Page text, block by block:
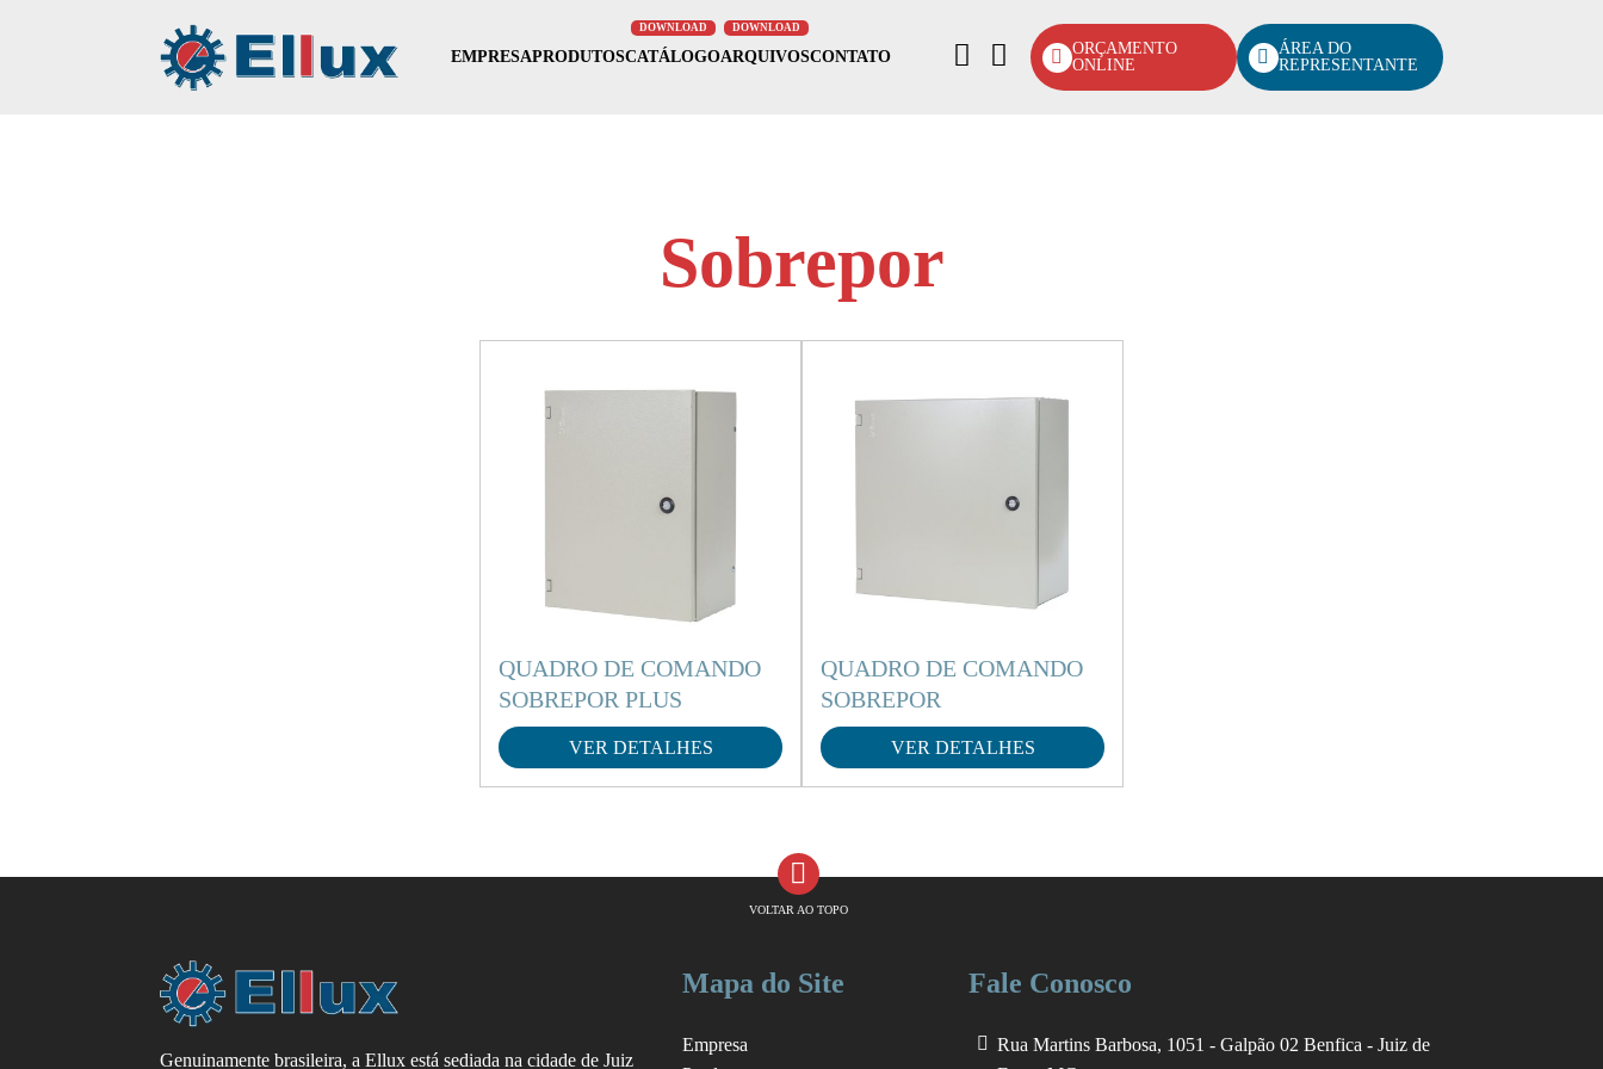
EMPRESAPRODUTOSCATÁLOGOARQUIVOSCONTATO
ORÇAMENTO
ONLINE
ÁREA DO
REPRESENTANTE
Sobrepor
QUADRO DE COMANDO
SOBREPOR PLUS
VER DETALHES
QUADRO DE COMANDO
SOBREPOR
VER DETALHES
VOLTAR AO TOPO
Genuinamente brasileira, a Ellux está sediada na cidade de Juiz
Mapa do Site
Empresa
Fale Conosco
Rua Martins Barbosa, 1051 - Galpão 02 Benfica - Juiz de